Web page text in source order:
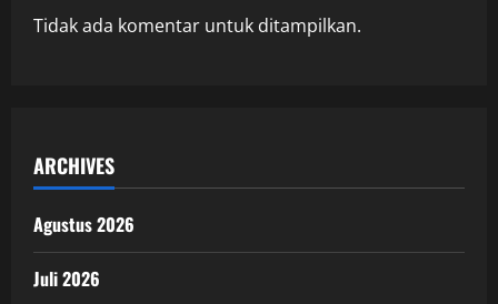
Tidak ada komentar untuk ditampilkan.
ARCHIVES
Agustus 2026
Juli 2026